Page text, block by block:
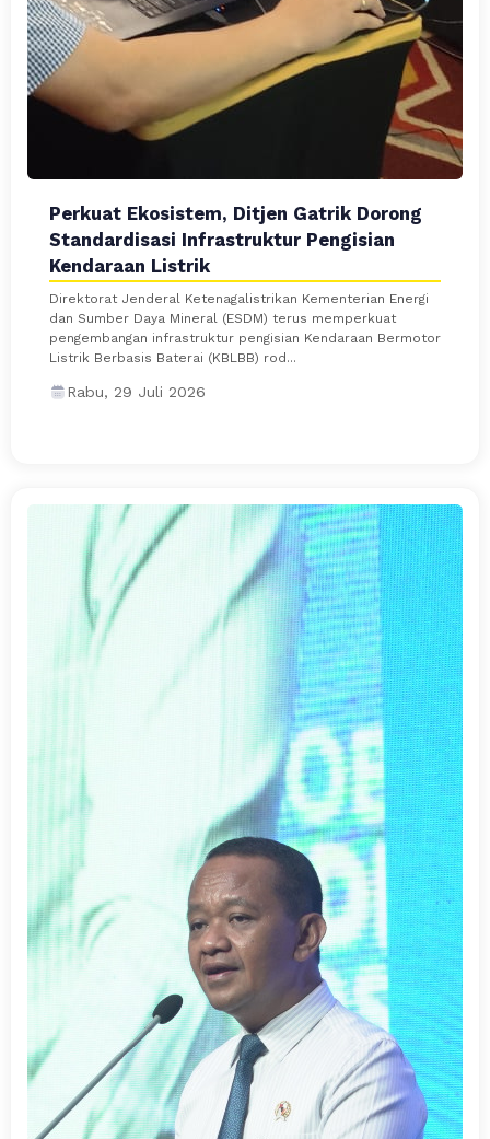
Perkuat Ekosistem, Ditjen Gatrik Dorong
Standardisasi Infrastruktur Pengisian
Kendaraan Listrik
Direktorat Jenderal Ketenagalistrikan Kementerian Energi
dan Sumber Daya Mineral (ESDM) terus memperkuat
pengembangan infrastruktur pengisian Kendaraan Bermotor
Listrik Berbasis Baterai (KBLBB) rod...
Rabu, 29 Juli 2026